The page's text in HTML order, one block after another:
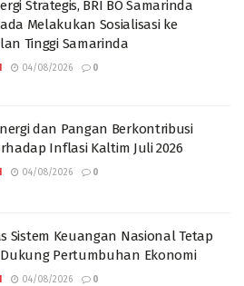
Strategis, BRI BO Samarinda
Melakukan Sosialisasi ke
Tinggi Samarinda
04/08/2026 0
dan Pangan Berkontribusi
Inflasi Kaltim Juli 2026
04/08/2026 0
Sistem Keuangan Nasional Tetap
Dukung Pertumbuhan Ekonomi
04/08/2026 0